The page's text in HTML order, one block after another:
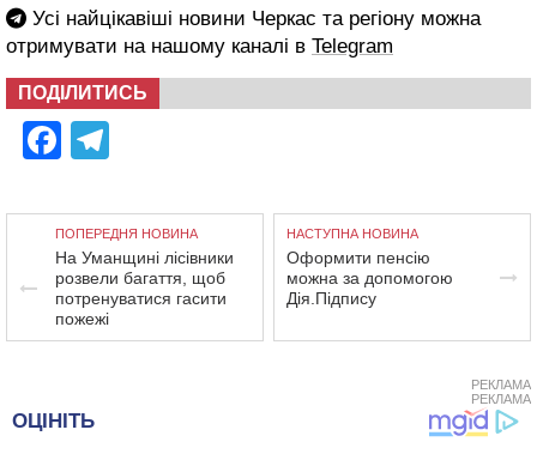
Усі найцікавіші новини Черкас та регіону можна
отримувати на нашому каналі в Telegram
ПОДІЛИТИСЬ
Facebook
ПОПЕРЕДНЯ НОВИНА
На Уманщині лісівники
розвели багаття, щоб
потренуватися гасити
пожежі
НАСТУПНА НОВИНА
Оформити пенсію
можна за допомогою
Дія.Підпису
РЕКЛАМА
РЕКЛАМА